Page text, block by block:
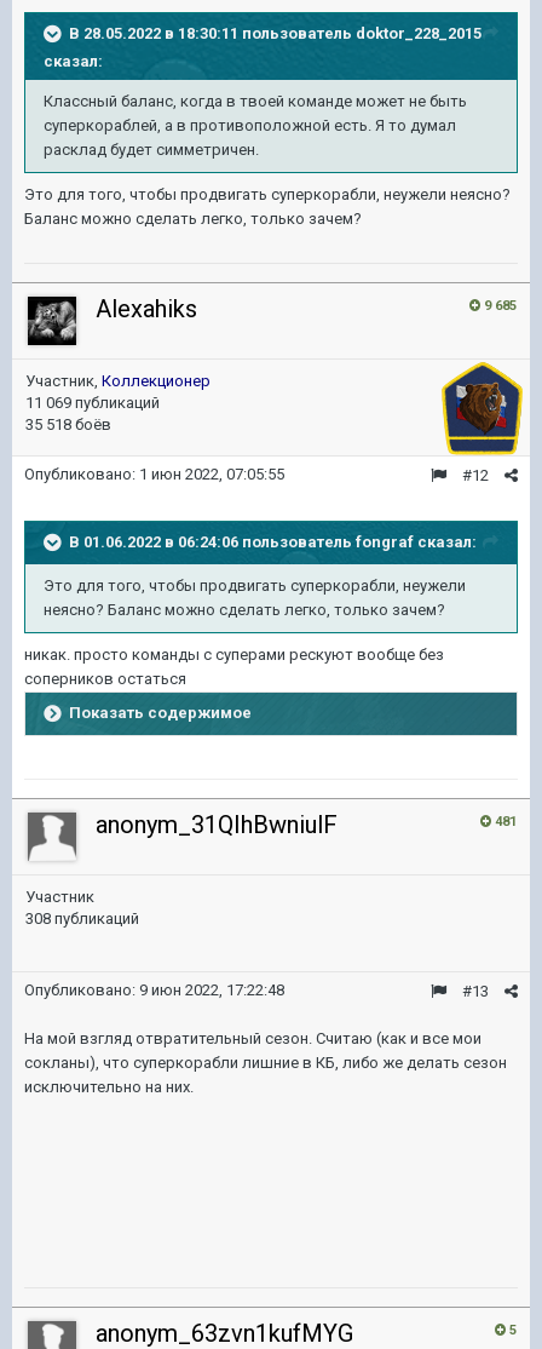
В 28.05.2022 в 18:30:11 пользователь doktor_228_2015
сказал:
Классный баланс, когда в твоей команде может не быть
суперкораблей, а в противоположной есть. Я то думал
расклад будет симметричен.
Это для того, чтобы продвигать суперкорабли, неужели неясно?
Баланс можно сделать легко, только зачем?
9 685
Alexahiks
Участник, Коллекционер
11 069 публикаций
35 518 боёв
#12
Опубликовано: 1 июн 2022, 07:05:55
В 01.06.2022 в 06:24:06 пользователь fongraf сказал:
Это для того, чтобы продвигать суперкорабли, неужели
неясно? Баланс можно сделать легко, только зачем?
никак. просто команды с суперами рескуют вообще без
соперников остаться
Показать содержимое
481
anonym_31QIhBwniulF
Участник
308 публикаций
#13
Опубликовано: 9 июн 2022, 17:22:48
На мой взгляд отвратительный сезон. Считаю (как и все мои
сокланы), что суперкорабли лишние в КБ, либо же делать сезон
исключительно на них.
5
anonym_63zvn1kufMYG